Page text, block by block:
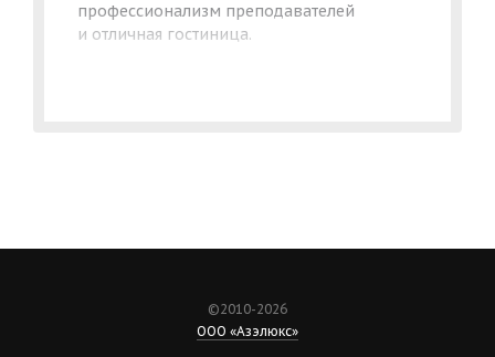
профессионализм преподавателей
и отличная гостиница.
©2010-2026
ООО «Азэлюкс»